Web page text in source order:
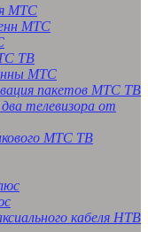
МТС
МТС
ТВ
МТС
пакетов МТС ТВ
телевизора от
МТС ТВ
кабеля НТВ